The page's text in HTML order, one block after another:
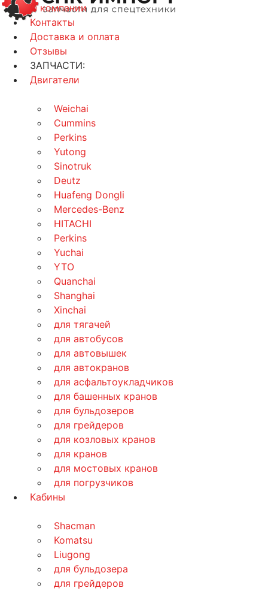
О компании
Контакты
Доставка и оплата
Отзывы
ЗАПЧАСТИ:
Двигатели
Weichai
Cummins
Perkins
Yutong
Sinotruk
Deutz
Huafeng Dongli
Mercedes-Benz
HITACHI
Perkins
Yuchai
YTO
Quanchai
Shanghai
Xinchai
для тягачей
для автобусов
для автовышек
для автокранов
для асфальтоукладчиков
для башенных кранов
для бульдозеров
для грейдеров
для козловых кранов
для кранов
для мостовых кранов
для погрузчиков
Кабины
Shacman
Komatsu
Liugong
для бульдозера
для грейдеров